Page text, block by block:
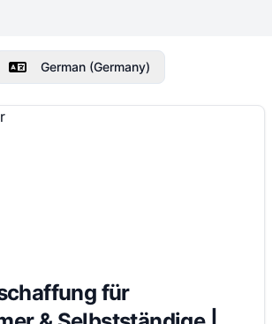
German (Germany)
für